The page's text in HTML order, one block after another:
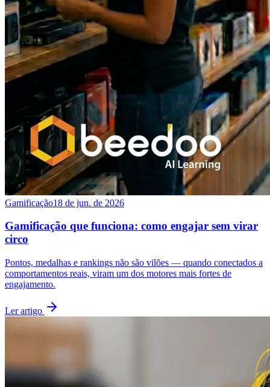
Gamificação18 de jun. de 2026
Gamificação que funciona: como engajar sem virar
circo
Pontos, medalhas e rankings não são vilões — quando conectados a
comportamentos reais, viram um dos motores mais fortes de
engajamento.
Ler artigo